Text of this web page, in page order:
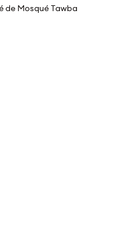
de Mosqué Tawba